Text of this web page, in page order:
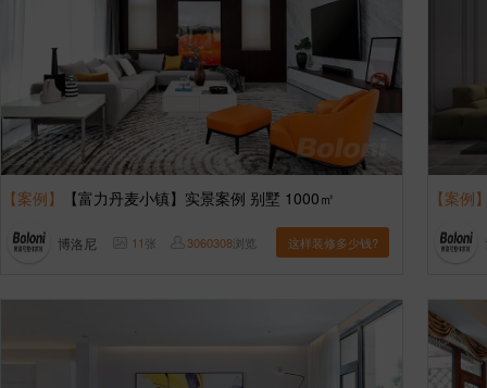
【案例】 【富力丹麦小镇】实景案例 别墅 1000㎡
博洛尼 11张 3060308浏览 这样装修多少钱?
【案例